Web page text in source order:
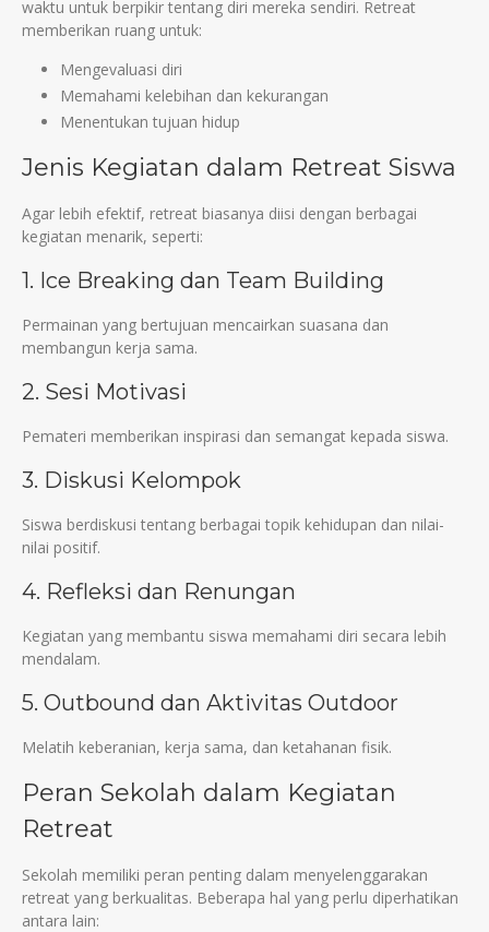
waktu untuk berpikir tentang diri mereka sendiri. Retreat
memberikan ruang untuk:
Mengevaluasi diri
Memahami kelebihan dan kekurangan
Menentukan tujuan hidup
Jenis Kegiatan dalam Retreat Siswa
Agar lebih efektif, retreat biasanya diisi dengan berbagai
kegiatan menarik, seperti:
1. Ice Breaking dan Team Building
Permainan yang bertujuan mencairkan suasana dan
membangun kerja sama.
2. Sesi Motivasi
Pemateri memberikan inspirasi dan semangat kepada siswa.
3. Diskusi Kelompok
Siswa berdiskusi tentang berbagai topik kehidupan dan nilai-
nilai positif.
4. Refleksi dan Renungan
Kegiatan yang membantu siswa memahami diri secara lebih
mendalam.
5. Outbound dan Aktivitas Outdoor
Melatih keberanian, kerja sama, dan ketahanan fisik.
Peran Sekolah dalam Kegiatan
Retreat
Sekolah memiliki peran penting dalam menyelenggarakan
retreat yang berkualitas. Beberapa hal yang perlu diperhatikan
antara lain: